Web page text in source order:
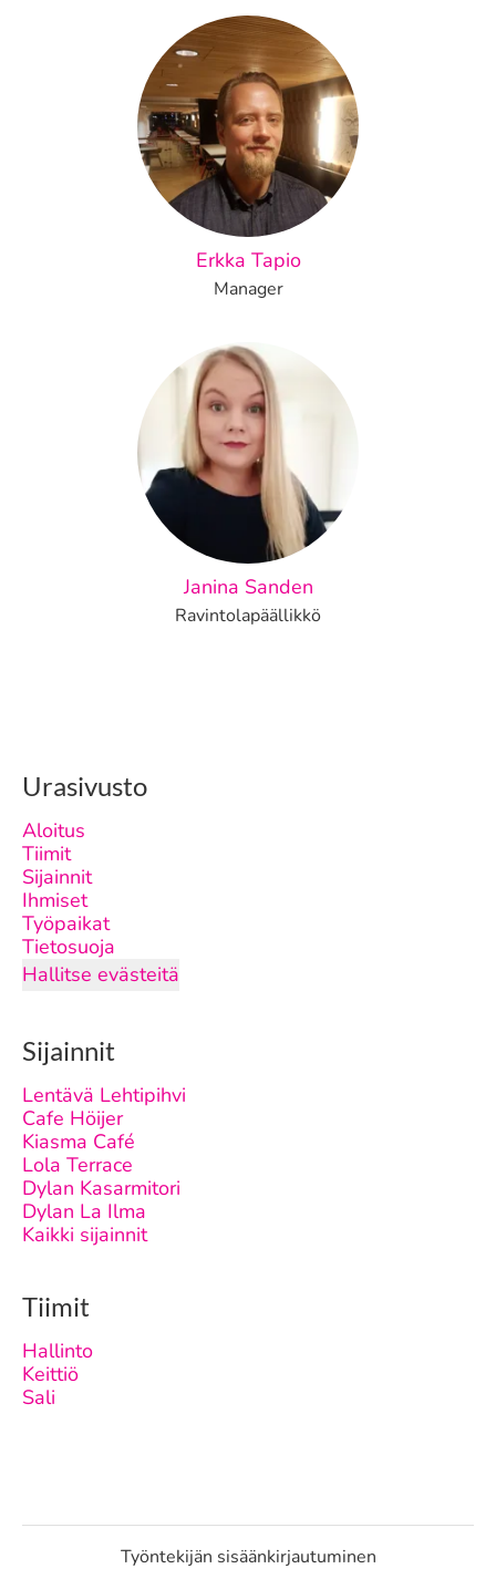
Erkka Tapio
Manager
Janina Sanden
Ravintolapäällikkö
Urasivusto
Aloitus
Tiimit
Sijainnit
Ihmiset
Työpaikat
Tietosuoja
Hallitse evästeitä
Sijainnit
Lentävä Lehtipihvi
Cafe Höijer
Kiasma Café
Lola Terrace
Dylan Kasarmitori
Dylan La Ilma
Kaikki sijainnit
Tiimit
Hallinto
Keittiö
Sali
Työntekijän sisäänkirjautuminen